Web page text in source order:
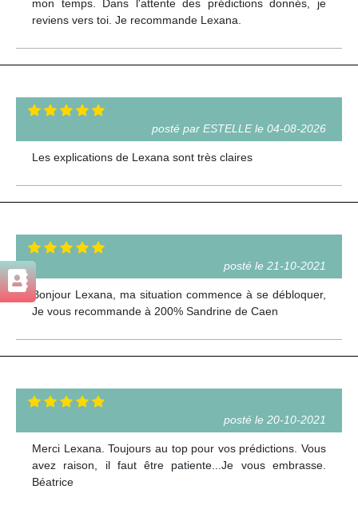
mon temps. Dans l'attente des prédictions donnés, je
reviens vers toi. Je recommande Lexana.
posté par ESTELLE le 04-08-2026
Les explications de Lexana sont très claires
posté le 21-10-2021
Bonjour Lexana, ma situation commence à se débloquer,
Je vous recommande à 200% Sandrine de Caen
posté le 20-10-2021
Merci Lexana. Toujours au top pour vos prédictions. Vous
avez raison, il faut être patiente...Je vous embrasse.
Béatrice